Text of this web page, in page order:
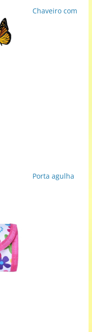
Chaveiro com
Porta agulha